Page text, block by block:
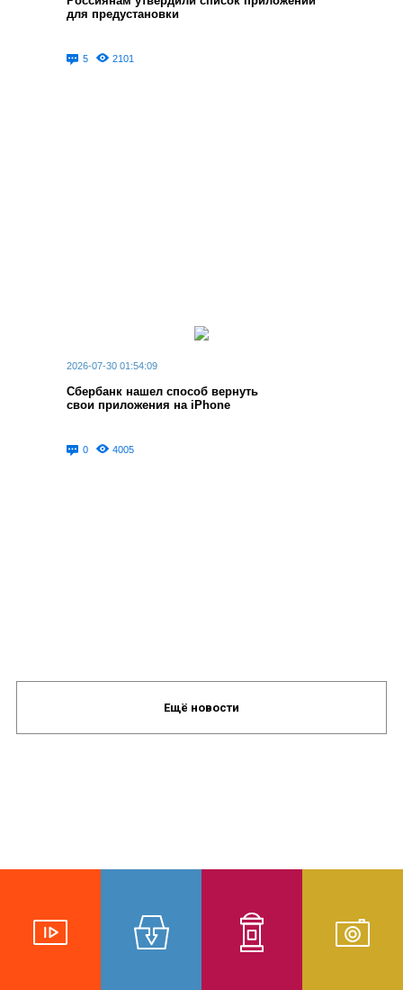
для предустановки
5 2101
2026-07-30 01:54:09
Сбербанк нашел способ вернуть
свои приложения на iPhone
0 4005
Ещё новости